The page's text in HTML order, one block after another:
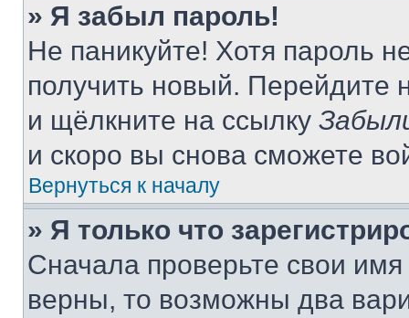
» Я забыл пароль!
Не паникуйте! Хотя пароль
получить новый. Перейдите
и щёлкните на ссылку
и скоро вы снова сможете
Вернуться к началу
» Я только что
Сначала проверьте свои
верны, то возможны два